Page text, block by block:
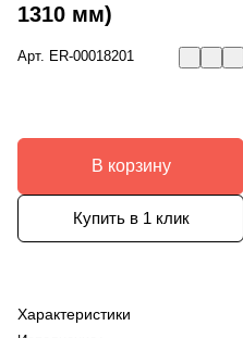
1310 мм)
Арт. ER-00018201
В корзину
Купить в 1 клик
Характеристики